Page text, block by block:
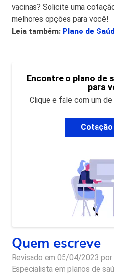
vacinas? Solicite uma
melhores opções para você!
Leia também: Plano de
Encontre o plano de
para
Clique e fale com um
Quem escreve
Revisado em 05/04/2023 por
Especialista em planos de